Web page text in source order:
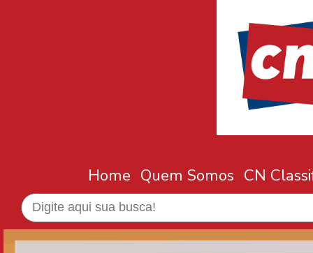
Home Quem Somos CN